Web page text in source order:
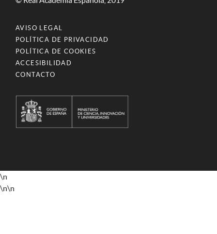
AVISO LEGAL
POLÍTICA DE PRIVACIDAD
POLÍTICA DE COOKIES
ACCESIBILIDAD
CONTACTO
\n
\n\n